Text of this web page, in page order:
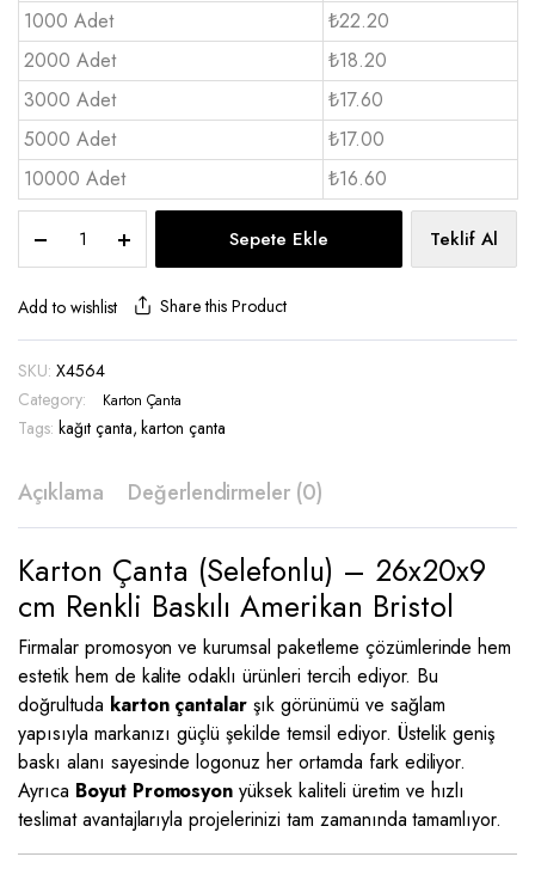
1000 Adet
₺22.20
2000 Adet
₺18.20
3000 Adet
₺17.60
5000 Adet
₺17.00
10000 Adet
₺16.60
Çanta
20x26x9
cm
quantity
Sepete Ekle Teklif Al
Add to wishlist Share this Product
SKU: X4564
Category:
Karton Çanta
Tags: kağıt çanta,karton çanta
Açıklama Değerlendirmeler (0)
Karton Çanta (Selefonlu) – 26x20x9
cm Renkli Baskılı Amerikan Bristol
Firmalar promosyon ve kurumsal paketleme çözümlerinde hem
estetik hem de kalite odaklı ürünleri tercih ediyor. Bu
doğrultuda karton çantalar şık görünümü ve sağlam
yapısıyla markanızı güçlü şekilde temsil ediyor. Üstelik geniş
baskı alanı sayesinde logonuz her ortamda fark ediliyor.
Ayrıca Boyut Promosyon yüksek kaliteli üretim ve hızlı
teslimat avantajlarıyla projelerinizi tam zamanında tamamlıyor.